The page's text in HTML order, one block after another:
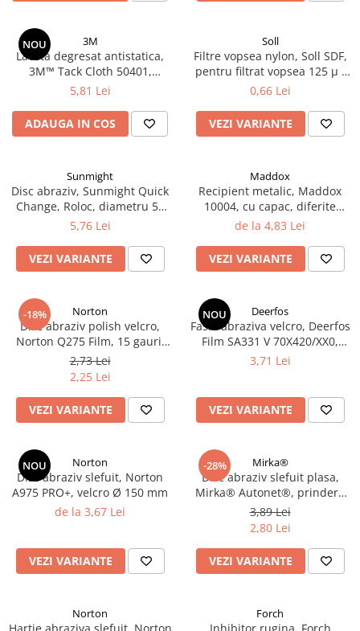
Indepartat impuritati
Reconditionat suprafete
2.12 POLISHARE
Bureti Trizact
Faruri
2.13 REPARATIE PIELE
2.14 ORGANIZARE ATELIER
2.15 Detailing Auto
NOU 3M
Laveta degresat antistatica,
3M™ Tack Cloth 50401,
dimensiune 320 mm x 400
pentru vopsea pe baza de apa
5,81 Lei
ADAUGA IN COS
Soll
Filtre vopsea nylon, Soll SDF,
pentru filtrat vopsea 125 µ /
190 µ, pret 1 buc
0,66 Lei
VEZI VARIANTE
Sunmight
Disc abraziv, Sunmight Quick
Change, Roloc, diametru 50
mm
5,76 Lei
VEZI VARIANTE
Maddox
Recipient metalic, Maddox
10004, cu capac, diferite
marimi
de la 4,83 Lei
VEZI VARIANTE
-18% Norton
Disc abraziv polish velcro,
Norton Q275 Film, 15 gauri,
duritate P800 - P1500,
diametru Ø 150 mm
2,73 Lei
2,25 Lei
VEZI VARIANTE
NOU Deerfos
Fasie abraziva velcro, Deerfos
Film SA331 V 70X420/XX0,
slefuire pe uscat sau umed,
3,71 Lei
VEZI VARIANTE
NOU Norton
Disc abraziv slefuit, Norton
A975 PRO+, velcro Ø 150 mm
de la 3,67 Lei
VEZI VARIANTE
-28% Mirka®
Disc abraziv slefuit plasa,
Mirka® Autonet®, prindere
velcro, duritati P80 - P800, Ø
150 mm
3,89 Lei
2,80 Lei
VEZI VARIANTE
Norton Forch